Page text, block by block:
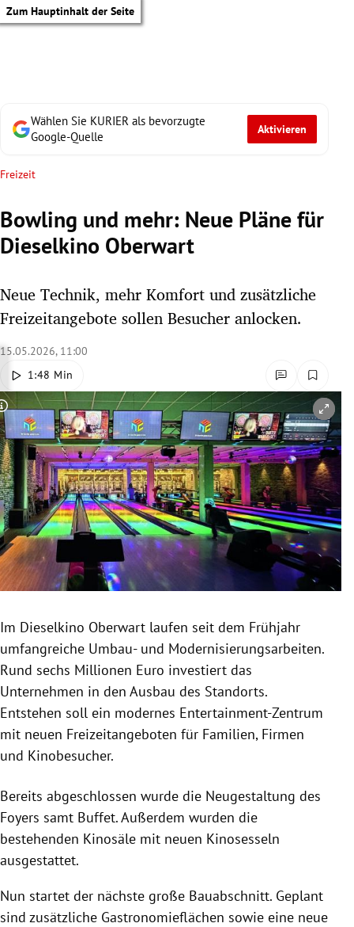
Zum Hauptinhalt der Seite
Untermenü
Untermenü
Untermenü
Untermenü
Untermenü
Untermenü
Untermenü
Untermenü
Wählen Sie KURIER als bevorzugte
Google-Quelle
Aktivieren
Freizeit
Bowling und mehr: Neue Pläne für
Dieselkino Oberwart
Neue Technik, mehr Komfort und zusätzliche
Freizeitangebote sollen Besucher anlocken.
15.05.2026, 11:00
1:48 Min
Copyright-Hinweis öffnen/schließen
Im Dieselkino Oberwart laufen seit dem Frühjahr
umfangreiche Umbau- und Modernisierungsarbeiten.
Rund sechs Millionen Euro investiert das
Unternehmen in den Ausbau des Standorts.
Entstehen soll ein modernes Entertainment-Zentrum
mit neuen Freizeitangeboten für Familien, Firmen
und Kinobesucher.
Bereits abgeschlossen wurde die Neugestaltung des
Foyers samt Buffet. Außerdem wurden die
bestehenden Kinosäle mit neuen Kinosesseln
ausgestattet.
Nun startet der nächste große Bauabschnitt. Geplant
sind zusätzliche Gastronomieflächen sowie eine neue